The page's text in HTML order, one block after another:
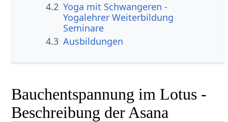
4.2 Yoga mit Schwangeren -
Yogalehrer Weiterbildung
Seminare
4.3 Ausbildungen
Bauchentspannung im Lotus -
Beschreibung der Asana